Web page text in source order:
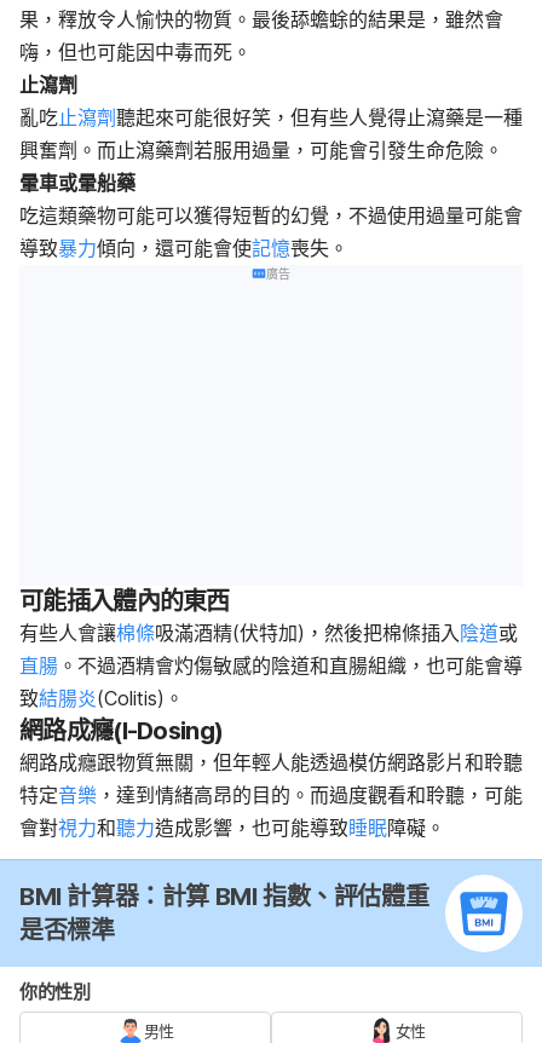
果，釋放令人愉快的物質。最後舔蟾蜍的結果是，雖然會
嗨，但也可能因中毒而死。
止瀉劑
亂吃止瀉劑聽起來可能很好笑，但有些人覺得止瀉藥是一種
興奮劑。而止瀉藥劑若服用過量，可能會引發生命危險。
暈車或暈船藥
吃這類藥物可能可以獲得短暫的幻覺，不過使用過量可能會
導致暴力傾向，還可能會使記憶喪失。
廣告
可能插入體內的東西
有些人會讓棉條吸滿酒精(伏特加)，然後把棉條插入陰道或
直腸 。不過酒精會灼傷敏感的陰道和直腸組織，也可能會導
致結腸炎(Colitis)。
網路成癮(I-Dosing)
網路成癮跟物質無關，但年輕人能透過模仿網路影片和聆聽
特定音樂 ，達到情緒高昂的目的。而過度觀看和聆聽，可能
會對視力和聽力造成影響，也可能導致睡眠障礙。
BMI 計算器：計算 BMI 指數、評估體重
是否標準
你的性別
男性 女性